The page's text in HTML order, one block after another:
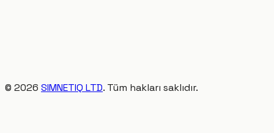
© 2026 SIMNETIQ LTD. Tüm hakları saklıdır.